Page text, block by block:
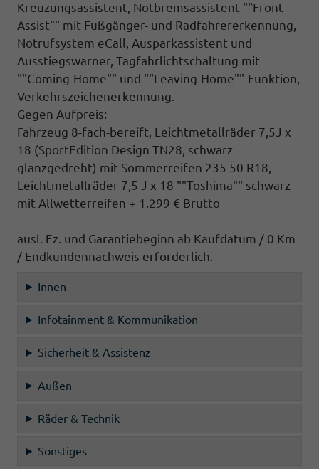
Kreuzungsassistent, Notbremsassistent ""Front
Assist"" mit Fußgänger- und Radfahrererkennung,
Notrufsystem eCall, Ausparkassistent und
Ausstiegswarner, Tagfahrlichtschaltung mit
""Coming-Home"" und ""Leaving-Home""-Funktion,
Verkehrszeichenerkennung.
Gegen Aufpreis:
Fahrzeug 8-fach-bereift, Leichtmetallräder 7,5J x
18 (SportEdition Design TN28, schwarz
glanzgedreht) mit Sommerreifen 235 50 R18,
Leichtmetallräder 7,5 J x 18 ""Toshima"" schwarz
mit Allwetterreifen + 1.299 € Brutto
ausl. Ez. und Garantiebeginn ab Kaufdatum / 0 Km
/ Endkundennachweis erforderlich.
Innen
Infotainment & Kommunikation
Sicherheit & Assistenz
Außen
Räder & Technik
Sonstiges